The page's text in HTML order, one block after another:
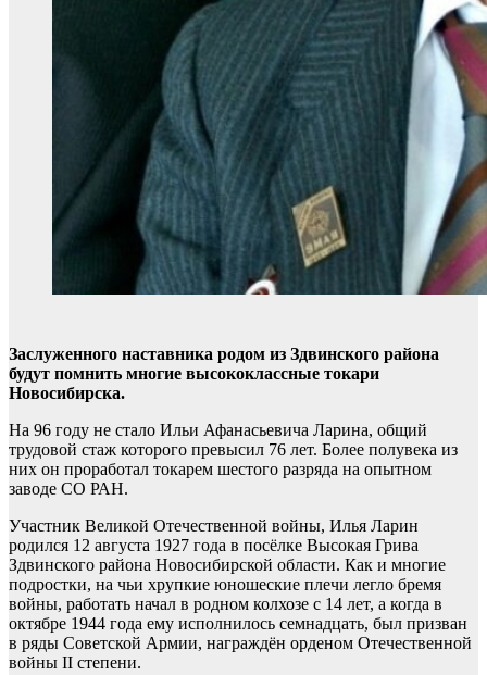
Заслуженного наставника родом из Здвинского района
будут помнить многие высококлассные токари
Новосибирска.
На 96 году не стало Ильи Афанасьевича Ларина, общий
трудовой стаж которого превысил 76 лет. Более полувека из
них он проработал токарем шестого разряда на опытном
заводе СО РАН.
Участник Великой Отечественной войны, Илья Ларин
родился 12 августа 1927 года в посёлке Высокая Грива
Здвинского района Новосибирской области. Как и многие
подростки, на чьи хрупкие юношеские плечи легло бремя
войны, работать начал в родном колхозе с 14 лет, а когда в
октябре 1944 года ему исполнилось семнадцать, был призван
в ряды Советской Армии, награждён орденом Отечественной
войны II степени.